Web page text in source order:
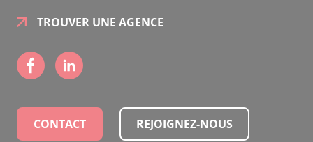
TROUVER UNE AGENCE
CONTACT REJOIGNEZ-NOUS